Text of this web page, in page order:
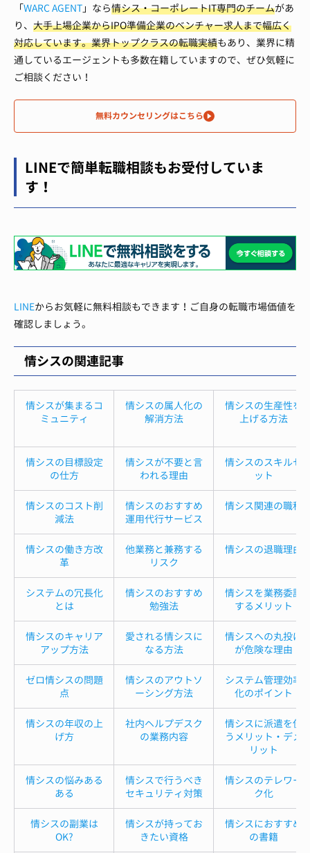
「WARC AGENT 」なら情シス・コーポレートIT専門のチームがあ
り、 大手上場企業からIPO準備企業のベンチャー求人まで幅広く
対応しています。業界トップクラスの転職実績もあり、業界に精
通しているエージェントも多数在籍していますので、ぜひ気軽に
ご相談ください！
無料カウンセリングはこちら
LINEで簡単転職相談もお受付していま
す！
LINEからお気軽に無料相談もできます！ご自身の転職市場価値を
確認しましょう。
情シスの関連記事
情シスが集まるコ
ミュニティ
情シスの属人化の
解消方法
情シスの生産性を
上げる方法
情シスの目標設定
の仕方
情シスが不要と言
われる理由
情シスのスキルセ
ット
情シスのコスト削
減法
情シスのおすすめ
運用代行サービス
情シス関連の職種
情シスの働き方改
革
他業務と兼務する
リスク
情シスの退職理由
システムの冗長化
とは
情シスのおすすめ
勉強法
情シスを業務委託
するメリット
情シスのキャリア
アップ方法
愛される情シスに
なる方法
情シスへの丸投げ
が危険な理由
ゼロ情シスの問題
点
情シスのアウトソ
ーシング方法
システム管理効率
化のポイント
情シスの年収の上
げ方
社内ヘルプデスク
の業務内容
情シスに派遣を使
うメリット・デメ
リット
情シスの悩みある
ある
情シスで行うべき
セキュリティ対策
情シスのテレワー
ク化
情シスの副業は
OK?
情シスが持ってお
きたい資格
情シスにおすすめ
の書籍